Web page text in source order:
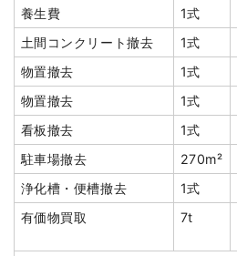
諸経費
値引き
小計
消費税
合計金額
養生費
1式
土間コンクリート撤去
1式
物置撤去
1式
物置撤去
1式
看板撤去
1式
駐車場撤去
270m²
浄化槽・便槽撤去
1式
有価物買取
7t